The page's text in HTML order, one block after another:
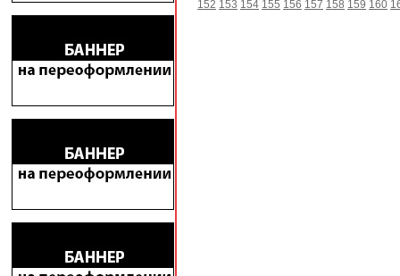
152 153 154 155 156 157 158 159 160